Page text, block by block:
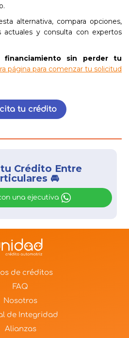
alternativa, compara opciones,
actuales y consulta con expertos
financiamiento sin perder tu
página para comenzar tu solicitud
tu crédito
Crédito Entre
🚘
una ejecutiva
de créditos
FAQ
Nosotros
de Integridad
Alianzas